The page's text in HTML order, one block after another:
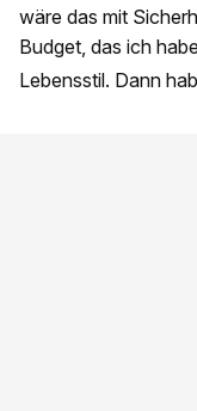
wäre das mit
Budget, das ich
Lebensstil. Dann